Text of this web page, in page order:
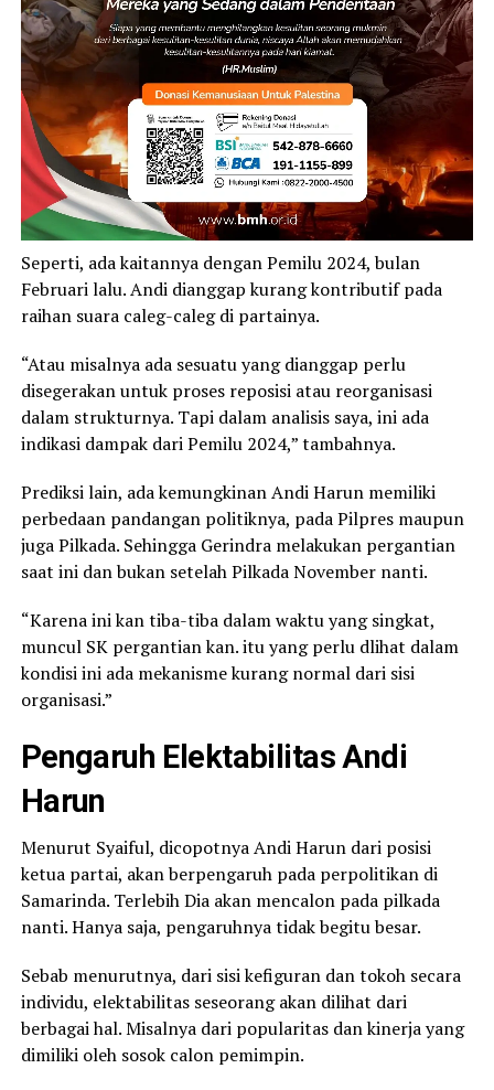
Seperti, ada kaitannya dengan Pemilu 2024, bulan
Februari lalu. Andi dianggap kurang kontributif pada
raihan suara caleg-caleg di partainya.
“Atau misalnya ada sesuatu yang dianggap perlu
disegerakan untuk proses reposisi atau reorganisasi
dalam strukturnya. Tapi dalam analisis saya, ini ada
indikasi dampak dari Pemilu 2024,” tambahnya.
Prediksi lain, ada kemungkinan Andi Harun memiliki
perbedaan pandangan politiknya, pada Pilpres maupun
juga Pilkada. Sehingga Gerindra melakukan pergantian
saat ini dan bukan setelah Pilkada November nanti.
“Karena ini kan tiba-tiba dalam waktu yang singkat,
muncul SK pergantian kan. itu yang perlu dlihat dalam
kondisi ini ada mekanisme kurang normal dari sisi
organisasi.”
Pengaruh Elektabilitas Andi
Harun
Menurut Syaiful, dicopotnya Andi Harun dari posisi
ketua partai, akan berpengaruh pada perpolitikan di
Samarinda. Terlebih Dia akan mencalon pada pilkada
nanti. Hanya saja, pengaruhnya tidak begitu besar.
Sebab menurutnya, dari sisi kefiguran dan tokoh secara
individu, elektabilitas seseorang akan dilihat dari
berbagai hal. Misalnya dari popularitas dan kinerja yang
dimiliki oleh sosok calon pemimpin.